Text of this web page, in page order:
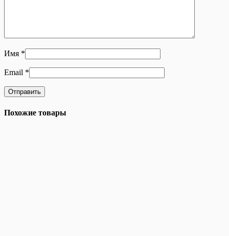
Имя *
Email *
Похожие товары